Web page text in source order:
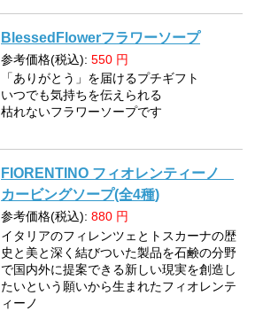
BlessedFlowerフラワーソープ
参考価格(税込): 550 円
「ありがとう」を届けるプチギフト
いつでも気持ちを伝えられる
枯れないフラワーソープです
FIORENTINO フィオレンティーノ
カービングソープ(全4種)
参考価格(税込): 880 円
イタリアのフィレンツェとトスカーナの歴
史と美と深く結びついた製品を石鹸の分野
で国内外に提案できる新しい現実を創造し
たいという願いから生まれたフィオレンテ
ィーノ